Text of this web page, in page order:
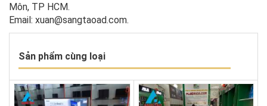
Môn, TP HCM.
Email: xuan@sangtaoad.com.
Sản phẩm cùng loại